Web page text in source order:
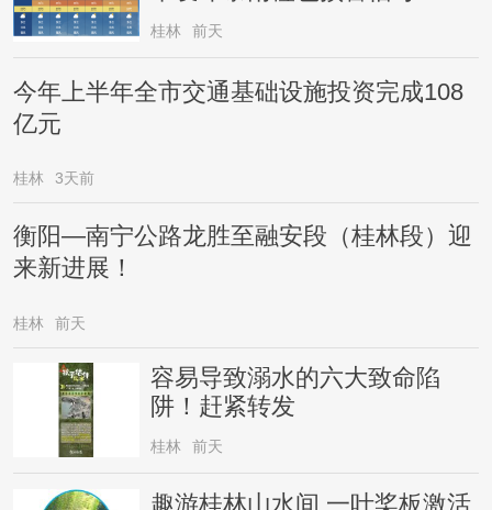
桂林 前天
今年上半年全市交通基础设施投资完成108
亿元
桂林 3天前
衡阳—南宁公路龙胜至融安段（桂林段）迎
来新进展！
桂林 前天
容易导致溺水的六大致命陷
阱！赶紧转发
桂林 前天
趣游桂林山水间 一叶桨板激活